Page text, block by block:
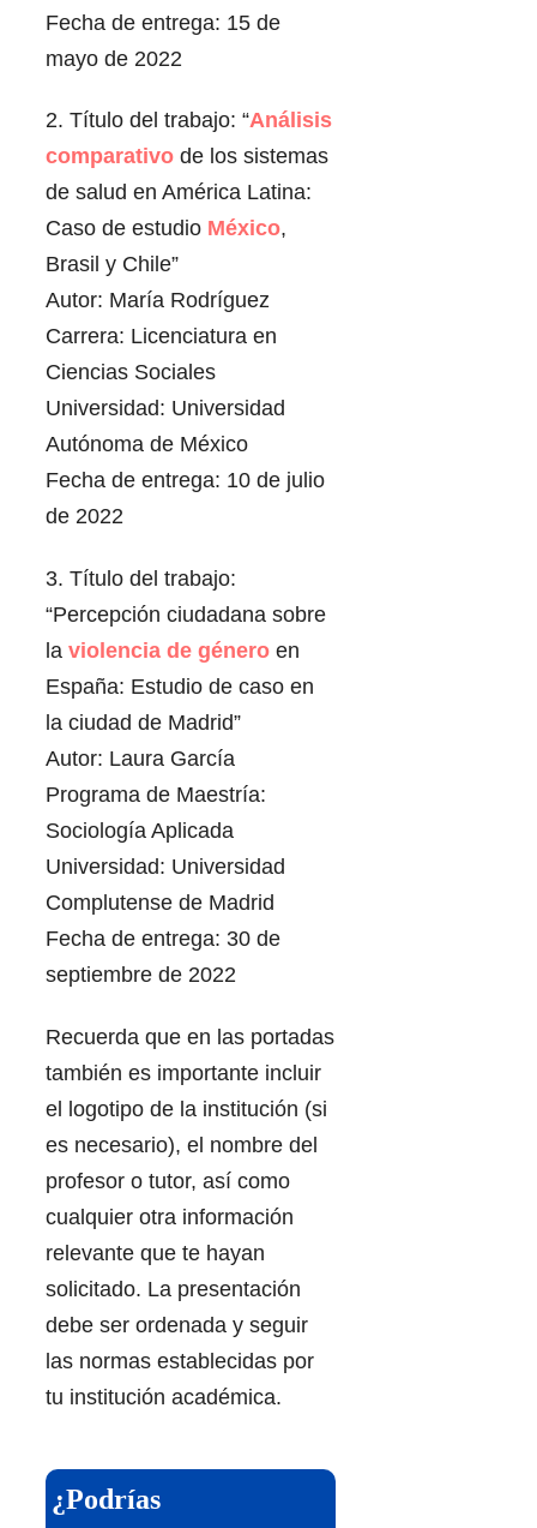
Fecha de entrega: 15 de
mayo de 2022
2. Título del trabajo: “Análisis
comparativo de los sistemas
de salud en América Latina:
Caso de estudio México,
Brasil y Chile”
Autor: María Rodríguez
Carrera: Licenciatura en
Ciencias Sociales
Universidad: Universidad
Autónoma de México
Fecha de entrega: 10 de julio
de 2022
3. Título del trabajo:
“Percepción ciudadana sobre
la violencia de género en
España: Estudio de caso en
la ciudad de Madrid”
Autor: Laura García
Programa de Maestría:
Sociología Aplicada
Universidad: Universidad
Complutense de Madrid
Fecha de entrega: 30 de
septiembre de 2022
Recuerda que en las portadas
también es importante incluir
el logotipo de la institución (si
es necesario), el nombre del
profesor o tutor, así como
cualquier otra información
relevante que te hayan
solicitado. La presentación
debe ser ordenada y seguir
las normas establecidas por
tu institución académica.
¿Podrías